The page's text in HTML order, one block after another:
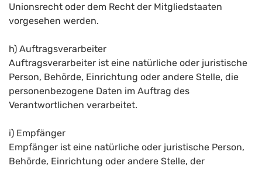
Unionsrecht oder dem Recht der Mitgliedstaaten
vorgesehen werden.
h) Auftragsverarbeiter
Auftragsverarbeiter ist eine natürliche oder juristische
Person, Behörde, Einrichtung oder andere Stelle, die
personenbezogene Daten im Auftrag des
Verantwortlichen verarbeitet.
i) Empfänger
Empfänger ist eine natürliche oder juristische Person,
Behörde, Einrichtung oder andere Stelle, der